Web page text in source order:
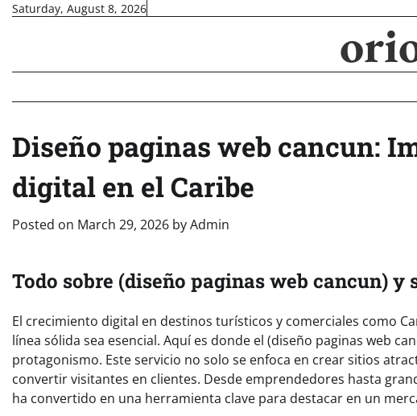
SkipSaturday, August 8, 2026
Diseño paginas web cancun:
digital en el Caribe
Posted on March 29, 2026 byAdmin
Todo sobre (diseño paginas web cancun)
El crecimiento digital en destinos turísticos y comerciales como
línea sólida sea esencial. Aquí es donde el (diseño paginas web
protagonismo. Este servicio no solo se enfoca en crear sitios
convertir visitantes en clientes. Desde emprendedores hasta
ha convertido en una herramienta clave para destacar en un